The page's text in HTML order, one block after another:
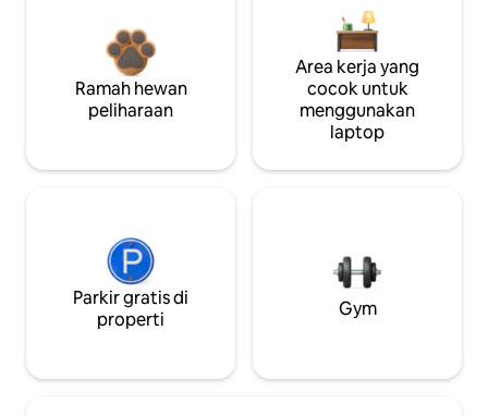
Ramah hewan
peliharaan
Area kerja yang
cocok untuk
menggunakan
laptop
Parkir gratis di
properti
Gym